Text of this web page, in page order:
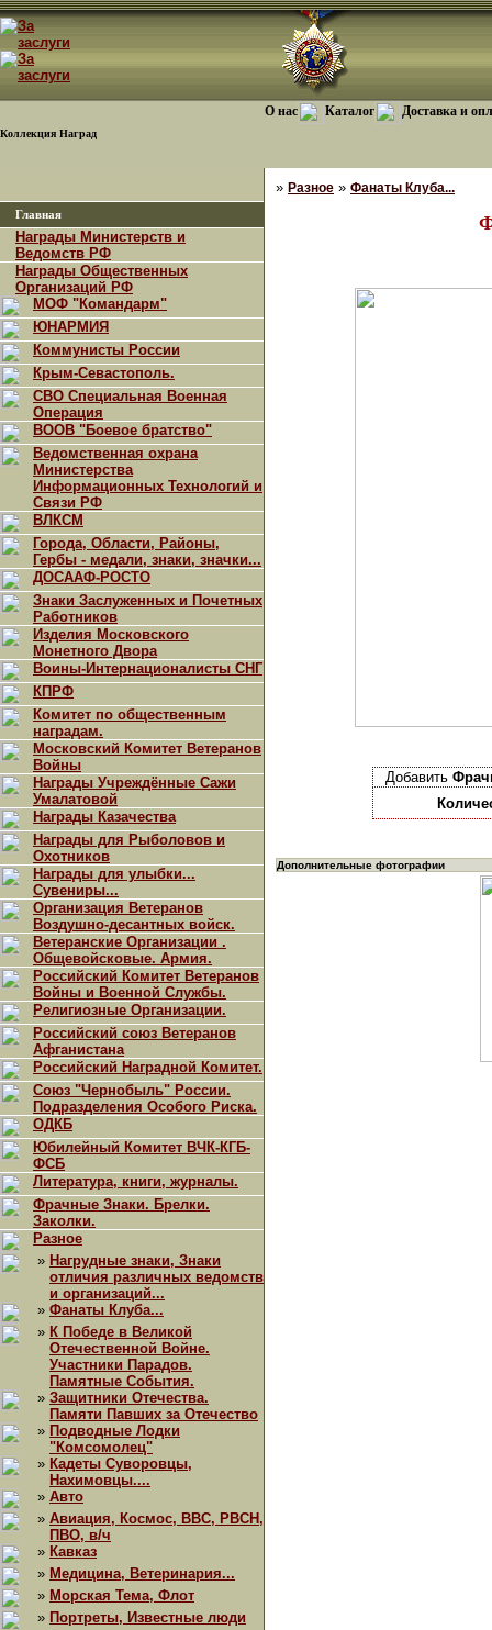
Коллекция Наград
О нас Каталог Доставка и
Главная
Награды Министерств и
Ведомств РФ
Награды Общественных
Организаций РФ
МОФ "Командарм"
ЮНАРМИЯ
Коммунисты России
Крым-Севастополь.
СВО Специальная Военная
Операция
ВООВ "Боевое братство"
Ведомственная охрана
Министерства
Информационных Технологий и
Связи РФ
ВЛКСМ
Города, Области, Районы,
Гербы - медали, знаки, значки...
ДОСААФ-РОСТО
Знаки Заслуженных и Почетных
Работников
Изделия Московского
Монетного Двора
Воины-Интернационалисты СНГ
КПРФ
Комитет по общественным
наградам.
Московский Комитет Ветеранов
Войны
Награды Учреждённые Сажи
Умалатовой
Награды Казачества
Награды для Рыболовов и
Охотников
Награды для улыбки...
Сувениры...
Организация Ветеранов
Воздушно-десантных войск.
Ветеранские Организации .
Общевойсковые. Армия.
Российский Комитет Ветеранов
Войны и Военной Службы.
Религиозные Организации.
Российский союз Ветеранов
Афганистана
Российский Наградной Комитет.
Союз "Чернобыль" России.
Подразделения Особого Риска.
ОДКБ
Юбилейный Комитет ВЧК-КГБ-
ФСБ
Литература, книги, журналы.
Фрачные Знаки. Брелки.
Заколки.
Разное
» Нагрудные знаки, Знаки
отличия различных ведомств
и организаций...
» Фанаты Клуба...
» К Победе в Великой
Отечественной Войне.
Участники Парадов.
Памятные События.
» Защитники Отечества.
Памяти Павших за Отечество
» Подводные Лодки
"Комсомолец"
» Кадеты Суворовцы,
Нахимовцы....
» Авто
» Авиация, Космос, ВВС, РВСН,
ПВО, в/ч
» Кавказ
» Медицина, Ветеринария...
» Морская Тема, Флот
» Портреты, Известные люди
» Разное » Фанаты Клуба...
Добавить
Дополнительные фотографии